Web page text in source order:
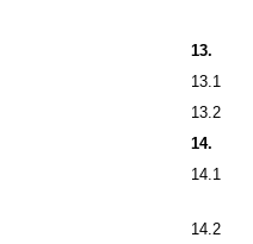
13.
13.1
13.2
14.
14.1
14.2